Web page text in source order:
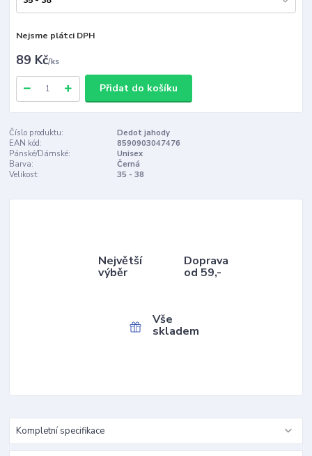
Nejsme plátci DPH
89 Kč/ks
Přidat do košíku
Číslo produktu:
Dedot jahody
EAN kód:
8590903047476
Pánské/Dámské:
Unisex
Barva:
Černá
Velikost:
35 - 38
Největší
výběr
Doprava
od 59,-
Vše
skladem
Kompletní specifikace